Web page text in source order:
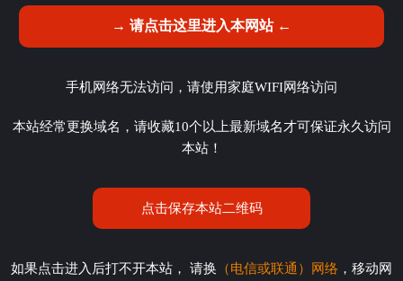
→ 请点击这里进入本网站 ←
手机网络无法访问，请使用家庭WIFI网络访问
本站经常更换域名，请收藏10个以上最新域名才可保证永久访问
本站！
点击保存本站二维码
如果点击进入后打不开本站， 请换 （电信或联通）网络 ，移动网